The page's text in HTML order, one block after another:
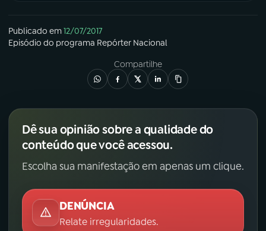
Publicado em12/07/2017
Episódio do programa Repórter Nacional
Compartilhe
Dê sua opinião sobre a qualidade do
conteúdo que você acessou.
Escolha sua manifestação em apenas um clique.
DENÚNCIA
Relate irregularidades.